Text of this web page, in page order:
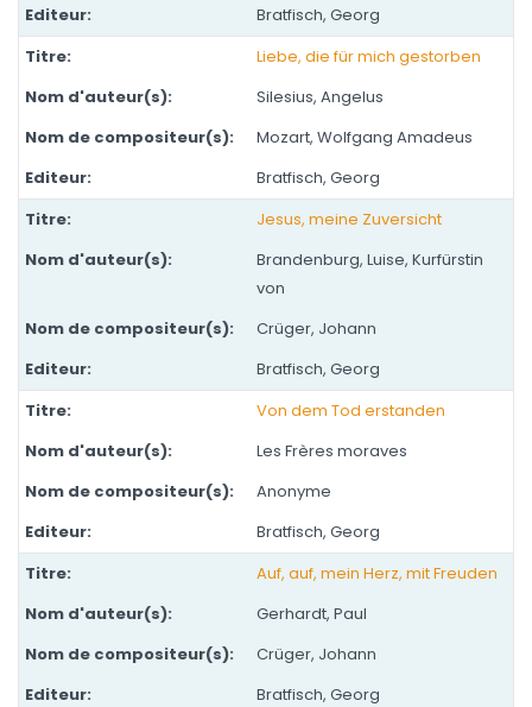
Bratfisch, Georg
Liebe, die für mich gestorben
Silesius, Angelus
Mozart, Wolfgang Amadeus
Bratfisch, Georg
Jesus, meine Zuversicht
Brandenburg, Luise, Kurfürstin
von
Crüger, Johann
Bratfisch, Georg
Von dem Tod erstanden
Les Frères moraves
Anonyme
Bratfisch, Georg
Auf, auf, mein Herz, mit Freuden
Gerhardt, Paul
Crüger, Johann
Bratfisch, Georg